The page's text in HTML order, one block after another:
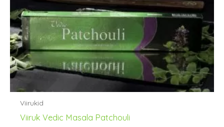
Viirukid
Viiruk Vedic Masala Patchouli